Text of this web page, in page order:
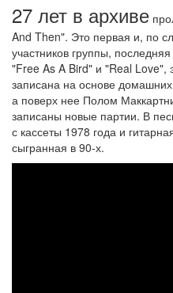
27 лет в архиве
And Then". Это первая и, по
участников группы,
"Free As A Bird" и "Real
записана на основе
а поверх нее Полом
записаны новые партии. В
с кассеты 1978 года и
сыгранная в 90-х.